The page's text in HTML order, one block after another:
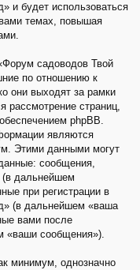
и будет использоваться
темах, повышая
садоводов Твой
по отношению к
они выходят за рамки
рассмотрение страниц,
phpBB.
являются
Этими данными могут
сообщения,
(в дальнейшем
при регистрации в
(в дальнейшем «ваша
вами после
«ваши сообщения»).
минимум, однозначно